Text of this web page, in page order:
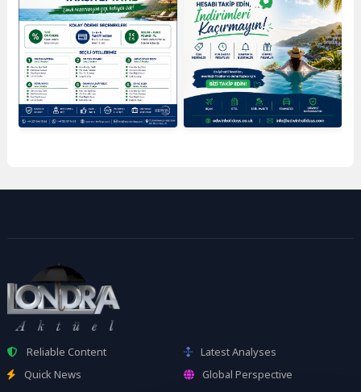
Reliable Content
Latest Analyses
Quick News
Global Perspective